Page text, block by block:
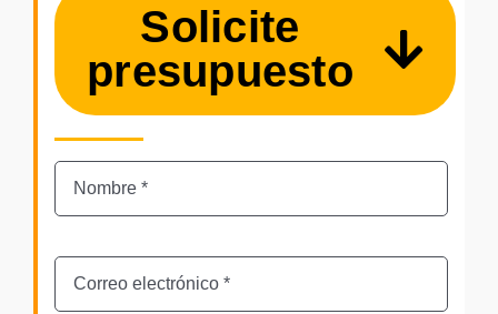
Solicite
presupuesto